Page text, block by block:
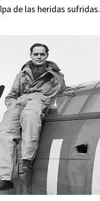
de las heridas sufridas.